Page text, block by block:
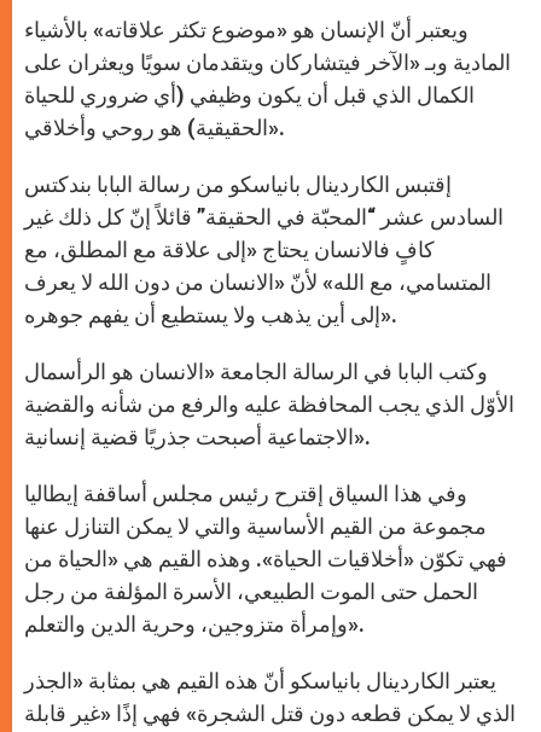
ويعتبر أنّ الإنسان هو «موضوع تكثر علاقاته» بالأشياء
المادية وبـ «الآخر فيتشاركان ويتقدمان سويًا ويعثران على
الكمال الذي قبل أن يكون وظيفي (أي ضروري للحياة
الحقيقية) هو روحي وأخلاقي».
إقتبس الكاردينال بانياسكو من رسالة البابا بندكتس
السادس عشر “المحبّة في الحقيقة” قائلاً إنّ كل ذلك غير
كافٍ فالانسان يحتاج «إلى علاقة مع المطلق، مع
المتسامي، مع الله» لأنّ «الانسان من دون الله لا يعرف
إلى أين يذهب ولا يستطيع أن يفهم جوهره».
وكتب البابا في الرسالة الجامعة «الانسان هو الرأسمال
الأوّل الذي يجب المحافظة عليه والرفع من شأنه والقضية
الاجتماعية أصبحت جذريًا قضية إنسانية».
وفي هذا السياق إقترح رئيس مجلس أساقفة إيطاليا
مجموعة من القيم الأساسية والتي لا يمكن التنازل عنها
فهي تكوّن «أخلاقيات الحياة». وهذه القيم هي «الحياة من
الحمل حتى الموت الطبيعي، الأسرة المؤلفة من رجل
وإمرأة متزوجين، وحرية الدين والتعلم».
يعتبر الكاردينال بانياسكو أنّ هذه القيم هي بمثابة «الجذر
الذي لا يمكن قطعه دون قتل الشجرة» فهي إذًا «غير قابلة